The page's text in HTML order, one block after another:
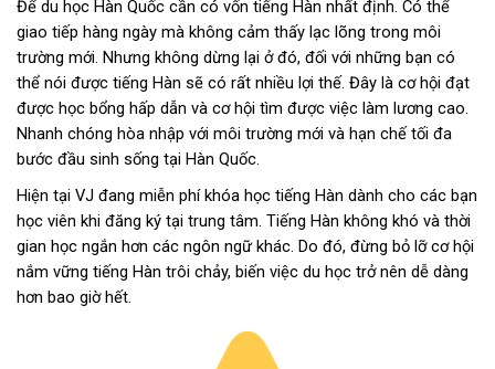
Để du học Hàn Quốc cần có vốn tiếng Hàn nhất định. Có thể
giao tiếp hàng ngày mà không cảm thấy lạc lõng trong môi
trường mới. Nhưng không dừng lại ở đó, đối với những bạn có
thể nói được tiếng Hàn sẽ có rất nhiều lợi thế. Đây là cơ hội đạt
được học bổng hấp dẫn và cơ hội tìm được việc làm lương cao.
Nhanh chóng hòa nhập với môi trường mới và hạn chế tối đa
bước đầu sinh sống tại Hàn Quốc.
Hiện tại VJ đang miễn phí khóa học tiếng Hàn dành cho các bạn
học viên khi đăng ký tại trung tâm. Tiếng Hàn không khó và thời
gian học ngắn hơn các ngôn ngữ khác. Do đó, đừng bỏ lỡ cơ hội
nắm vững tiếng Hàn trôi chảy, biến việc du học trở nên dễ dàng
hơn bao giờ hết.